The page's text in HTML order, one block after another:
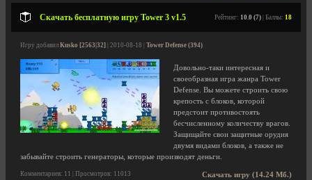
Скачать бесплатную игру Tower 3 v1.5 Рейтинг: 10.0 (7) | Баллы: 18
Игру добавил Kusko [2563|32] | 2010-08-18 | Tower Defense (394)
Довольно-таки интересная и
своеобразная игра жанра Tower
Defense. Вы можете строить свою
крепость с блоков, которой
предстоит противостоять
бесчисленному количеству врагов.
Защищайте свои защитные орудия
двумя видами блоков, а также не
забывайте строить генераторы, которые производят деньги.
Скачать игру (14.24 Мб.)
Комментариев: 11 | Просмотров: 11013